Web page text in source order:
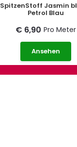
SpitzenStoff Jasmin
Petrol Blau
€ 6,90 Pro Meter
Ansehen